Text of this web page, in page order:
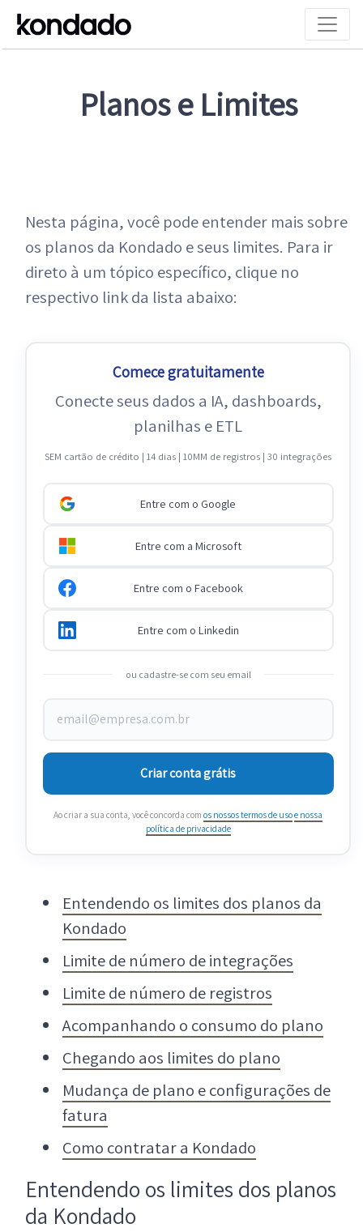
Planos e Limites
Nesta página, você pode entender mais sobre
os planos da Kondado e seus limites. Para ir
direto à um tópico específico, clique no
respectivo link da lista abaixo:
Comece gratuitamente
Conecte seus dados a IA, dashboards,
planilhas e ETL
SEM cartão de crédito | 14 dias | 10MM de registros | 30 integrações
Entre com o Google
Entre com a Microsoft
Entre com o Facebook
Entre com o Linkedin
ou cadastre-se com seu email
Criar conta grátis
Ao criar a sua conta, você concorda com os nossos termos de usoe nossa
política de privacidade
Entendendo os limites dos planos da
Kondado
Limite de número de integrações
Limite de número de registros
Acompanhando o consumo do plano
Chegando aos limites do plano
Mudança de plano e configurações de
fatura
Como contratar a Kondado
Entendendo os limites dos planos
da Kondado